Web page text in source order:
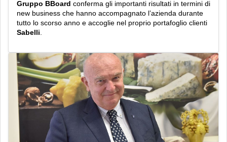
Gruppo BBoard conferma gli importanti risultati in termini di
new business che hanno accompagnato l’azienda durante
tutto lo scorso anno e accoglie nel proprio portafoglio clienti
Sabelli.